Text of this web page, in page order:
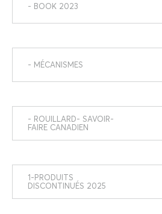
- BOOK 2023
- MÉCANISMES
- ROUILLARD- SAVOIR-
FAIRE CANADIEN
1-PRODUITS
DISCONTINUÉS 2025